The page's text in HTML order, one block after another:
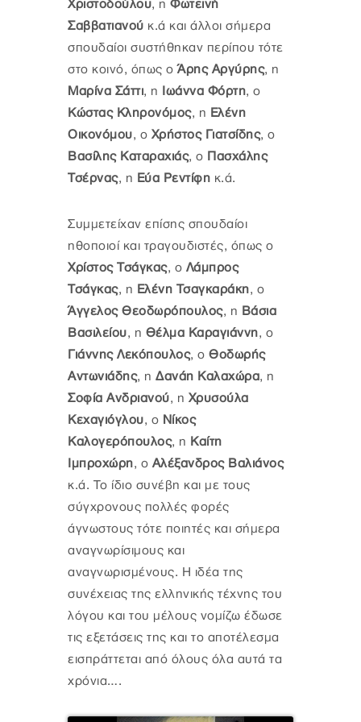
Χριστοδούλου, η Φωτεινή
Σαββατιανού κ.ά και άλλοι σήμερα
σπουδαίοι συστήθηκαν περίπου τότε
στο κοινό, όπως ο Άρης Αργύρης, η
Μαρίνα Σάττι, η Ιωάννα Φόρτη, ο
Κώστας Κληρονόμος, η Ελένη
Οικονόμου, ο Χρήστος Γιατσίδης, ο
Βασίλης Καταραχιάς, ο Πασχάλης
Τσέρνας, η Εύα Ρεντίφη κ.ά.
Συμμετείχαν επίσης σπουδαίοι
ηθοποιοί και τραγουδιστές, όπως ο
Χρίστος Τσάγκας, ο Λάμπρος
Τσάγκας, η Ελένη Τσαγκαράκη, ο
Άγγελος Θεοδωρόπουλος, η Βάσια
Βασιλείου, η Θέλμα Καραγιάννη, ο
Γιάννης Λεκόπουλος, ο Θοδωρής
Αντωνιάδης, η Δανάη Καλαχώρα, η
Σοφία Ανδριανού, η Χρυσούλα
Κεχαγιόγλου, ο Νίκος
Καλογερόπουλος, η Καίτη
Ιμπροχώρη, ο Αλέξανδρος Βαλιάνος
κ.ά. Το ίδιο συνέβη και με τους
σύγχρονους πολλές φορές
άγνωστους τότε ποιητές και σήμερα
αναγνωρίσιμους και
αναγνωρισμένους. Η ιδέα της
συνέχειας της ελληνικής τέχνης του
λόγου και του μέλους νομίζω έδωσε
τις εξετάσεις της και το αποτέλεσμα
εισπράττεται από όλους όλα αυτά τα
χρόνια….